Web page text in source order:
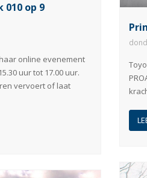
op 9
online evenement
uur tot 17.00 uur.
vervoert of laat